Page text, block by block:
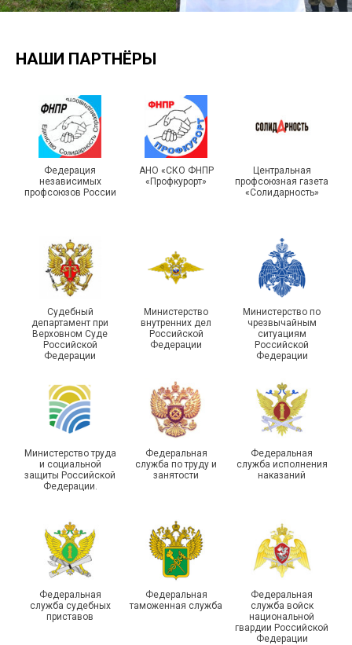
Подписано соглашение с
ГУ ФССП по Самарской
области
Единство традиций и сила
духа
29 первичных
профсоюзных
организаций ГУФСИН
России по Пермскому
туристическом слете
215-й юбилей
государственной
Республике Саха (Якутия)
Храбрым детям – добрые
подарки
Адыгейской организации
Профсоюза подвел итоги
работы и наметил новые
векторы развития
НАШИ ПАРТНЁРЫ
Федерация
независимых
профсоюзов России
АНО «СКО ФНПР
«Профкурорт»
Центральная
профсоюзная газета
«Солидарность»
Судебный
департамент при
Верховном Суде
Российской
Федерации
Министерство
внутренних дел
Российской
Федерации
Министерство по
чрезвычайным
ситуациям
Российской
Федерации
Министерство труда
и социальной
защиты Российской
Федерации.
Федеральная
служба по труду и
занятости
Федеральная
служба исполнения
наказаний
Федеральная
служба судебных
приставов
Федеральная
таможенная служба
Федеральная
служба войск
национальной
гвардии Российской
Федерации